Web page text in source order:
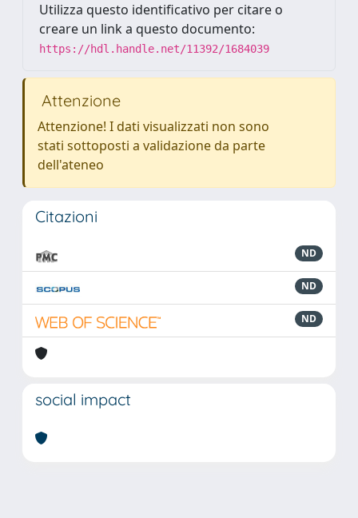
Utilizza questo identificativo per citare o
creare un link a questo documento:
https://hdl.handle.net/11392/1684039
Attenzione
Attenzione! I dati visualizzati non sono
stati sottoposti a validazione da parte
dell'ateneo
Citazioni
ND
ND
ND
social impact